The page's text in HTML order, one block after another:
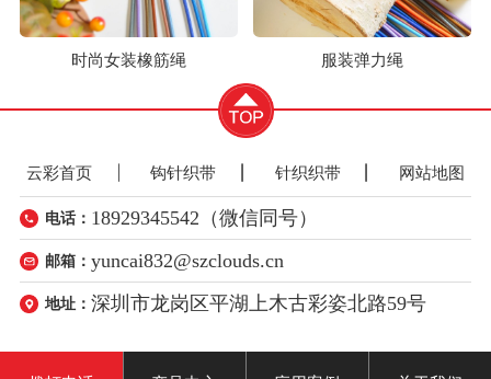
时尚女装橡筋绳 服装弹力绳
云彩首页 钩针织带 针织织带 网站地图
电话： 18929345542（微信同号）
邮箱：yuncai832@szclouds.cn
地址：深圳市龙岗区平湖上木古彩姿北路59号